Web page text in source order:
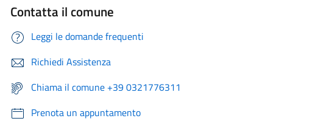
Contatta il comune
Leggi le domande frequenti
Richiedi Assistenza
Chiama il comune +39 0321776311
Prenota un appuntamento